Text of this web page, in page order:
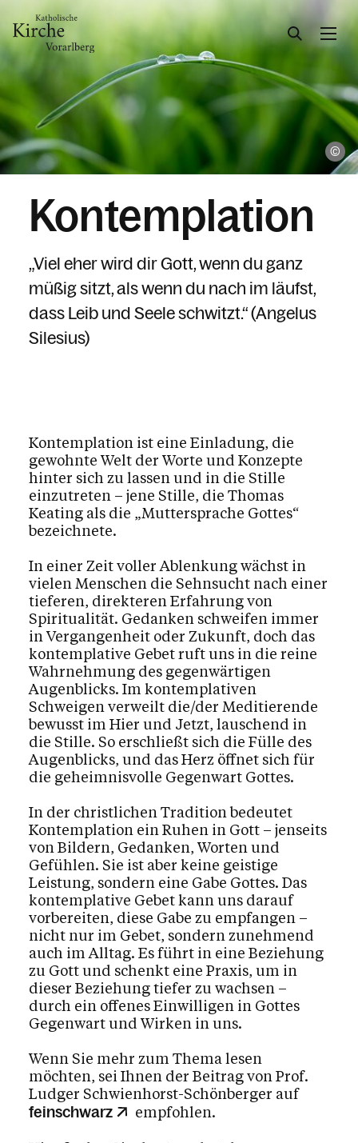
Gesellschaft & Kultur
Glaube & Feste
Das Kirchenjahr im Überblick Aktionen
Kirche & Ich
Rat & Hilfe
Anliegen
Auf der Suche
Beratung
Kirche in Vorarlberg
Aktuelles
Kalender
Kontemplation
„Viel eher wird dir Gott, wenn du ganz
müßig sitzt, als wenn du nach im läufst,
dass Leib und Seele schwitzt.“ (Angelus
Silesius)
Kontemplation ist eine Einladung, die
gewohnte Welt der Worte und Konzepte
hinter sich zu lassen und in die Stille
einzutreten – jene Stille, die Thomas
Keating als die „Muttersprache Gottes“
bezeichnete.
In einer Zeit voller Ablenkung wächst in
vielen Menschen die Sehnsucht nach einer
tieferen, direkteren Erfahrung von
Spiritualität. Gedanken schweifen immer
in Vergangenheit oder Zukunft, doch das
kontemplative Gebet ruft uns in die reine
Wahrnehmung des gegenwärtigen
Augenblicks. Im kontemplativen
Schweigen verweilt die/der Meditierende
bewusst im Hier und Jetzt, lauschend in
die Stille. So erschließt sich die Fülle des
Augenblicks, und das Herz öffnet sich für
die geheimnisvolle Gegenwart Gottes.
In der christlichen Tradition bedeutet
Kontemplation ein Ruhen in Gott – jenseits
von Bildern, Gedanken, Worten und
Gefühlen. Sie ist aber keine geistige
Leistung, sondern eine Gabe Gottes. Das
kontemplative Gebet kann uns darauf
vorbereiten, diese Gabe zu empfangen –
nicht nur im Gebet, sondern zunehmend
auch im Alltag. Es führt in eine Beziehung
zu Gott und schenkt eine Praxis, um in
dieser Beziehung tiefer zu wachsen –
durch ein offenes Einwilligen in Gottes
Gegenwart und Wirken in uns.
Wenn Sie mehr zum Thema lesen
möchten, sei Ihnen der Beitrag von Prof.
Ludger Schwienhorst-Schönberger auf
feinschwarz
empfohlen.